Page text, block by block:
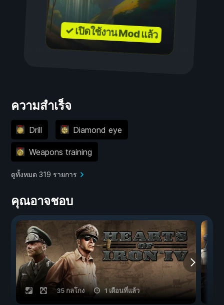
✓ เปิดใช้งาน Mod แล้ว
ความสำเร็จ
Drill Diamond eye
Weapons training
ดูทั้งหมด 319 รายการ
คุณอาจชอบ
35 กลโกง 1 เดือนที่แล้ว